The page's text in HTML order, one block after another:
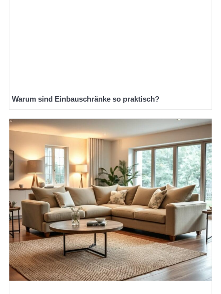
Warum sind Einbauschränke so praktisch?